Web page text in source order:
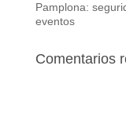
Pamplona:
eventos
Comentarios